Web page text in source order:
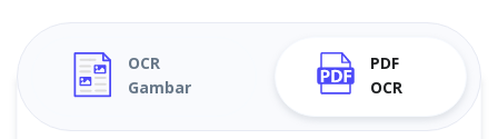
OCR
Gambar
PDF
OCR